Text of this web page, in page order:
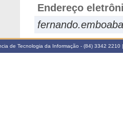
Endereço
de Tecnologia da Informação - (84) 3342